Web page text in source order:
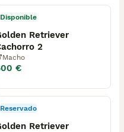
Disponible
Retriever
2
Macho
€
Reservado
Retriever